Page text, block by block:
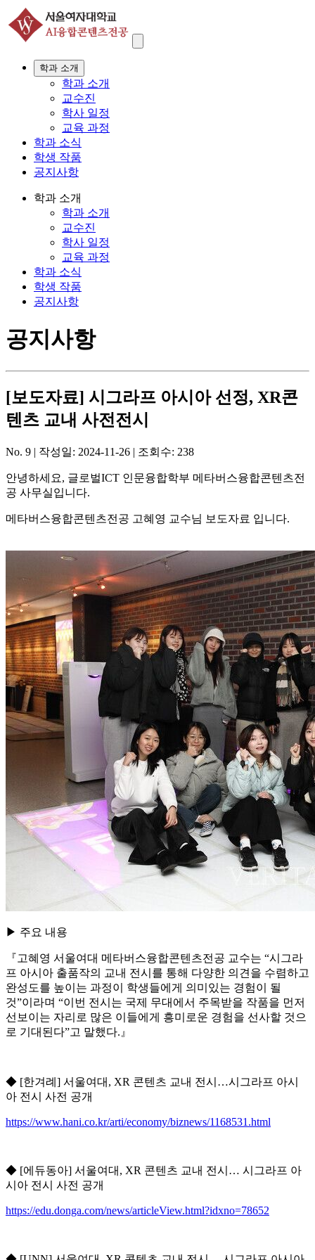
학과 소개
학과 소개
교수진
학사 일정
교육 과정
학과 소식
학생 작품
공지사항
학과 소개
학과 소개
교수진
학사 일정
교육 과정
학과 소식
학생 작품
공지사항
공지사항
[보도자료] 시그라프 아시아 선정, XR콘
텐츠 교내 사전전시
No. 9 | 작성일: 2024-11-26 | 조회수: 238
안녕하세요, 글로벌ICT 인문융합학부 메타버스융합콘텐츠전
공 사무실입니다.
메타버스융합콘텐츠전공 고혜영 교수님 보도자료 입니다.
▶ 주요 내용
『고혜영 서울여대 메타버스융합콘텐츠전공 교수는 “시그라
프 아시아 출품작의 교내 전시를 통해 다양한 의견을 수렴하고
완성도를 높이는 과정이 학생들에게 의미있는 경험이 될
것”이라며 “이번 전시는 국제 무대에서 주목받을 작품을 먼저
선보이는 자리로 많은 이들에게 흥미로운 경험을 선사할 것으
로 기대된다”고 말했다.』
◆ [한겨례] 서울여대, XR 콘텐츠 교내 전시…시그라프 아시
아 전시 사전 공개
https://www.hani.co.kr/arti/economy/biznews/1168531.html
◆ [에듀동아] 서울여대, XR 콘텐츠 교내 전시… 시그라프 아
시아 전시 사전 공개
https://edu.donga.com/news/articleView.html?idxno=78652